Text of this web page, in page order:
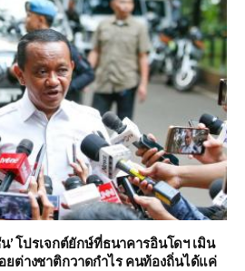
น’ โปรเจกต์ยักษ์ที่ธนาคารอินโดฯ เมิน
ยต่างชาติกวาดกำไร คนท้องถิ่นได้แค่